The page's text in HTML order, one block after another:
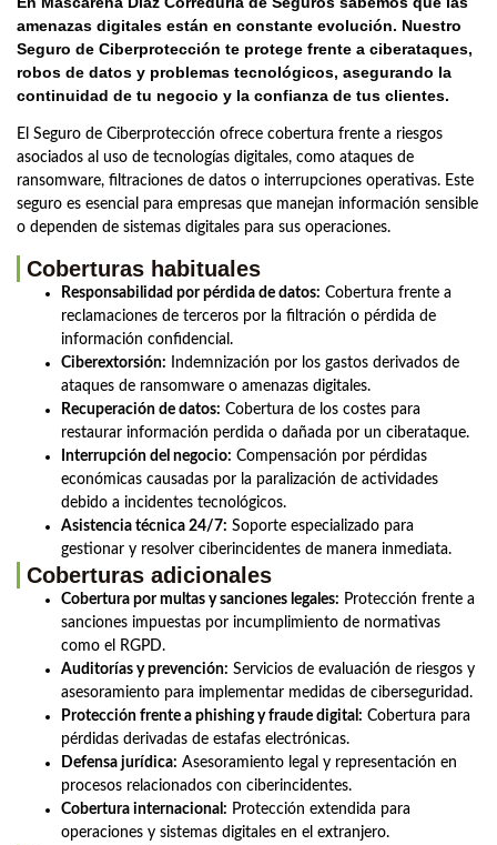
amenazas digitales están en constante evolución. Nuestro
Seguro de Ciberprotección te protege frente a ciberataques,
robos de datos y problemas tecnológicos, asegurando la
continuidad de tu negocio y la confianza de tus clientes.
El Seguro de Ciberprotección ofrece cobertura frente a riesgos
asociados al uso de tecnologías digitales, como ataques de
ransomware, filtraciones de datos o interrupciones operativas. Este
seguro es esencial para empresas que manejan información sensible
o dependen de sistemas digitales para sus operaciones.
Coberturas habituales
Responsabilidad por pérdida de datos: Cobertura frente a
reclamaciones de terceros por la filtración o pérdida de
información confidencial.
Ciberextorsión: Indemnización por los gastos derivados de
ataques de ransomware o amenazas digitales.
Recuperación de datos: Cobertura de los costes para
restaurar información perdida o dañada por un ciberataque.
Interrupción del negocio: Compensación por pérdidas
económicas causadas por la paralización de actividades
debido a incidentes tecnológicos.
Asistencia técnica 24/7: Soporte especializado para
gestionar y resolver ciberincidentes de manera inmediata.
Coberturas adicionales
Cobertura por multas y sanciones legales: Protección frente a
sanciones impuestas por incumplimiento de normativas
como el RGPD.
Auditorías y prevención: Servicios de evaluación de riesgos y
asesoramiento para implementar medidas de ciberseguridad.
Protección frente a phishing y fraude digital: Cobertura para
pérdidas derivadas de estafas electrónicas.
Defensa jurídica: Asesoramiento legal y representación en
procesos relacionados con ciberincidentes.
Cobertura internacional: Protección extendida para
operaciones y sistemas digitales en el extranjero.